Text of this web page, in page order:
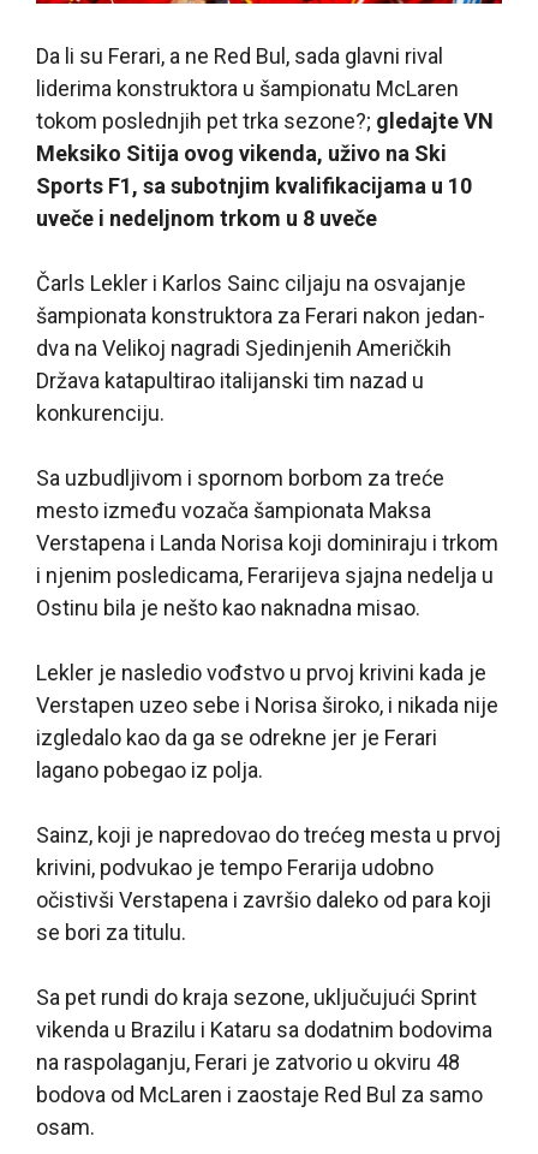
Da li su Ferari, a ne Red Bul, sada glavni rival
liderima konstruktora u šampionatu McLaren
tokom poslednjih pet trka sezone?; gledajte VN
Meksiko Sitija ovog vikenda, uživo na Ski
Sports F1, sa subotnjim kvalifikacijama u 10
uveče i nedeljnom trkom u 8 uveče
Čarls Lekler i Karlos Sainc ciljaju na osvajanje
šampionata konstruktora za Ferari nakon jedan-
dva na Velikoj nagradi Sjedinjenih Američkih
Država katapultirao italijanski tim nazad u
konkurenciju.
Sa uzbudljivom i spornom borbom za treće
mesto između vozača šampionata Maksa
Verstapena i Landa Norisa koji dominiraju i trkom
i njenim posledicama, Ferarijeva sjajna nedelja u
Ostinu bila je nešto kao naknadna misao.
Lekler je nasledio vođstvo u prvoj krivini kada je
Verstapen uzeo sebe i Norisa široko, i nikada nije
izgledalo kao da ga se odrekne jer je Ferari
lagano pobegao iz polja.
Sainz, koji je napredovao do trećeg mesta u prvoj
krivini, podvukao je tempo Ferarija udobno
očistivši Verstapena i završio daleko od para koji
se bori za titulu.
Sa pet rundi do kraja sezone, uključujući Sprint
vikenda u Brazilu i Kataru sa dodatnim bodovima
na raspolaganju, Ferari je zatvorio u okviru 48
bodova od McLaren i zaostaje Red Bul za samo
osam.